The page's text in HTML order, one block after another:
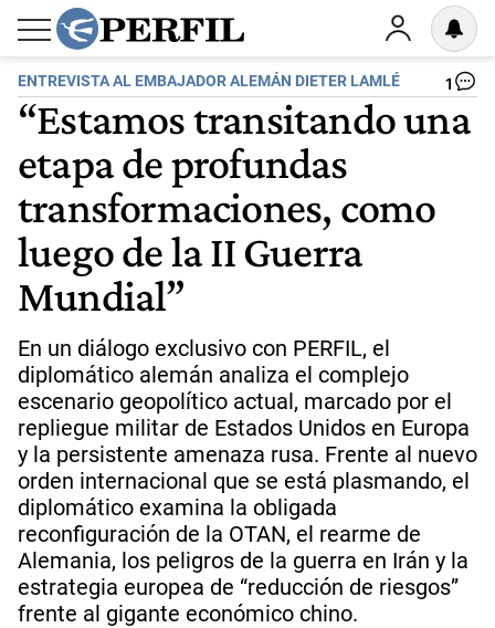
ENTREVISTA AL EMBAJADOR ALEMÁN DIETER LAMLÉ 1
“Estamos transitando una
etapa de profundas
transformaciones, como
luego de la II Guerra
Mundial”
En un diálogo exclusivo con PERFIL, el
diplomático alemán analiza el complejo
escenario geopolítico actual, marcado por el
repliegue militar de Estados Unidos en Europa
y la persistente amenaza rusa. Frente al nuevo
orden internacional que se está plasmando, el
diplomático examina la obligada
reconfiguración de la OTAN, el rearme de
Alemania, los peligros de la guerra en Irán y la
estrategia europea de “reducción de riesgos”
frente al gigante económico chino.